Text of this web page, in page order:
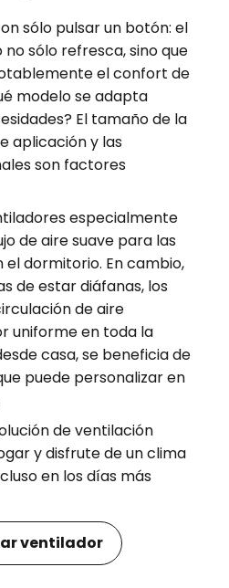
sólo pulsar un botón: el
sólo refresca, sino que
el confort de
modelo se adapta
El tamaño de la
aplicación y las
son factores
especialmente
de aire suave para las
dormitorio. En cambio,
de estar diáfanas, los
de aire
uniforme en toda la
casa, se beneficia de
puede personalizar en
de ventilación
y disfrute de un clima
en los días más
ventilador